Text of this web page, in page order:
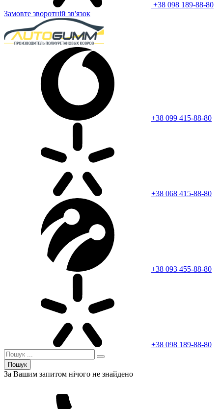
+38 098 189-88-80
Замовте зворотній зв'язок
+38 099 415-88-80
+38 068 415-88-80
+38 093 455-88-80
+38 098 189-88-80
Пошук
За Вашим запитом нічого не знайдено